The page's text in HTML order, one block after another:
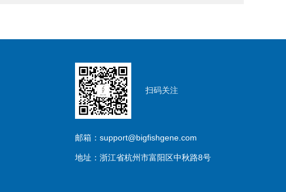
扫码关注
邮箱：support@bigfishgene.com
地址：浙江省杭州市富阳区中秋路8号